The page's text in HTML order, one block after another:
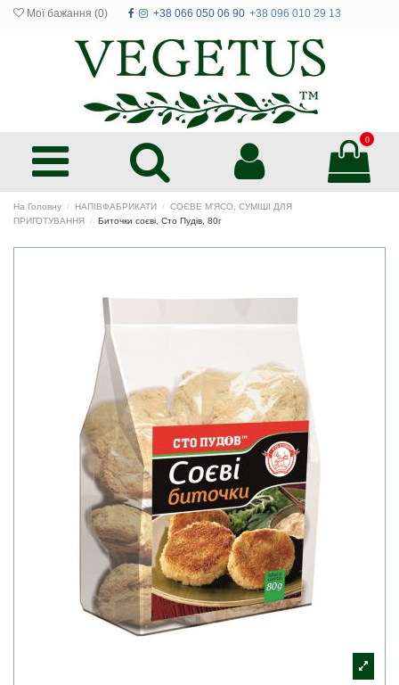
Мої бажання (0) +38 066 050 06 90 +38 096 010 29 13
0
На Головну НАПІВФАБРИКАТИ
СОЄВЕ М'ЯСО, СУМІШІ ДЛЯ
ПРИГОТУВАННЯ
Биточки соєві, Сто Пудів, 80г